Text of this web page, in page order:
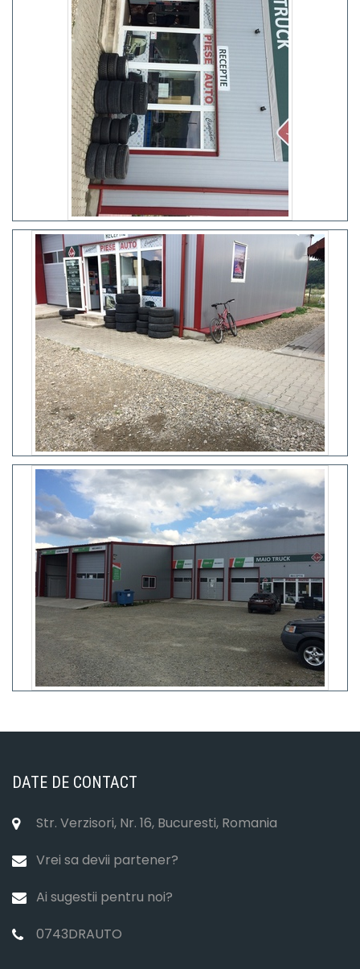
DATE DE CONTACT
Str. Verzisori, Nr. 16, Bucuresti, Romania
Vrei sa devii partener?
Ai sugestii pentru noi?
0743DRAUTO